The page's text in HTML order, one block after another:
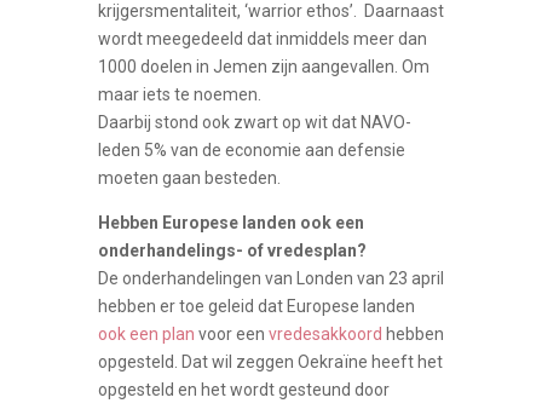
krijgersmentaliteit, ‘warrior ethos’. Daarnaast
wordt meegedeeld dat inmiddels meer dan
1000 doelen in Jemen zijn aangevallen. Om
maar iets te noemen.
Daarbij stond ook zwart op wit dat NAVO-
leden 5% van de economie aan defensie
moeten gaan besteden.
Hebben Europese landen ook een
onderhandelings- of vredesplan?
De onderhandelingen van Londen van 23 april
hebben er toe geleid dat Europese landen
ook een plan voor een vredesakkoord hebben
opgesteld. Dat wil zeggen Oekraïne heeft het
opgesteld en het wordt gesteund door